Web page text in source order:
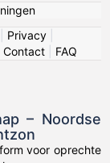
Privacy
Contact FAQ
– Noordse
voor oprechte